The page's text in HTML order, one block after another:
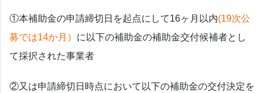
①本補助金の申請締切日を起点にして16ヶ月以内(19次公
募では14か月） に以下の補助金の補助金交付候補者とし
て採択された事業者
②又は申請締切日時点において以下の補助金の交付決定を